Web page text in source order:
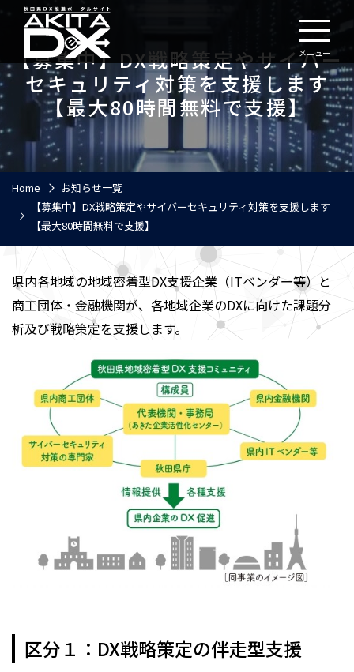
メニュー
【募集中】DX戦略策定やサイバー
セキュリティ対策を支援します
【最大80時間無料で支援】
Home
お知らせ一覧
【募集中】DX戦略策定やサイバーセキュリティ対策を支援します
【最大80時間無料で支援】
県内各地域の地域密着型DX支援企業（ITベンダー等）と
商工団体・金融機関が、各地域企業のDXに向けた課題分
析及び戦略策定を支援します。
区分１：DX戦略策定の伴走型支援